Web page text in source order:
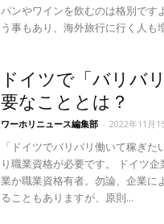
パンやワインを飲むのは格別です
う事もあり、海外旅行に行く人も
ドイツで「バリバ
要なこととは？
ワーホリニュース編集部 - 2022年11月
「ドイツでバリバリ働いて稼ぎ
り職業資格が必要です。 ドイツ
業か職業資格有者。勿論、企業に
ることもありますが、原則...